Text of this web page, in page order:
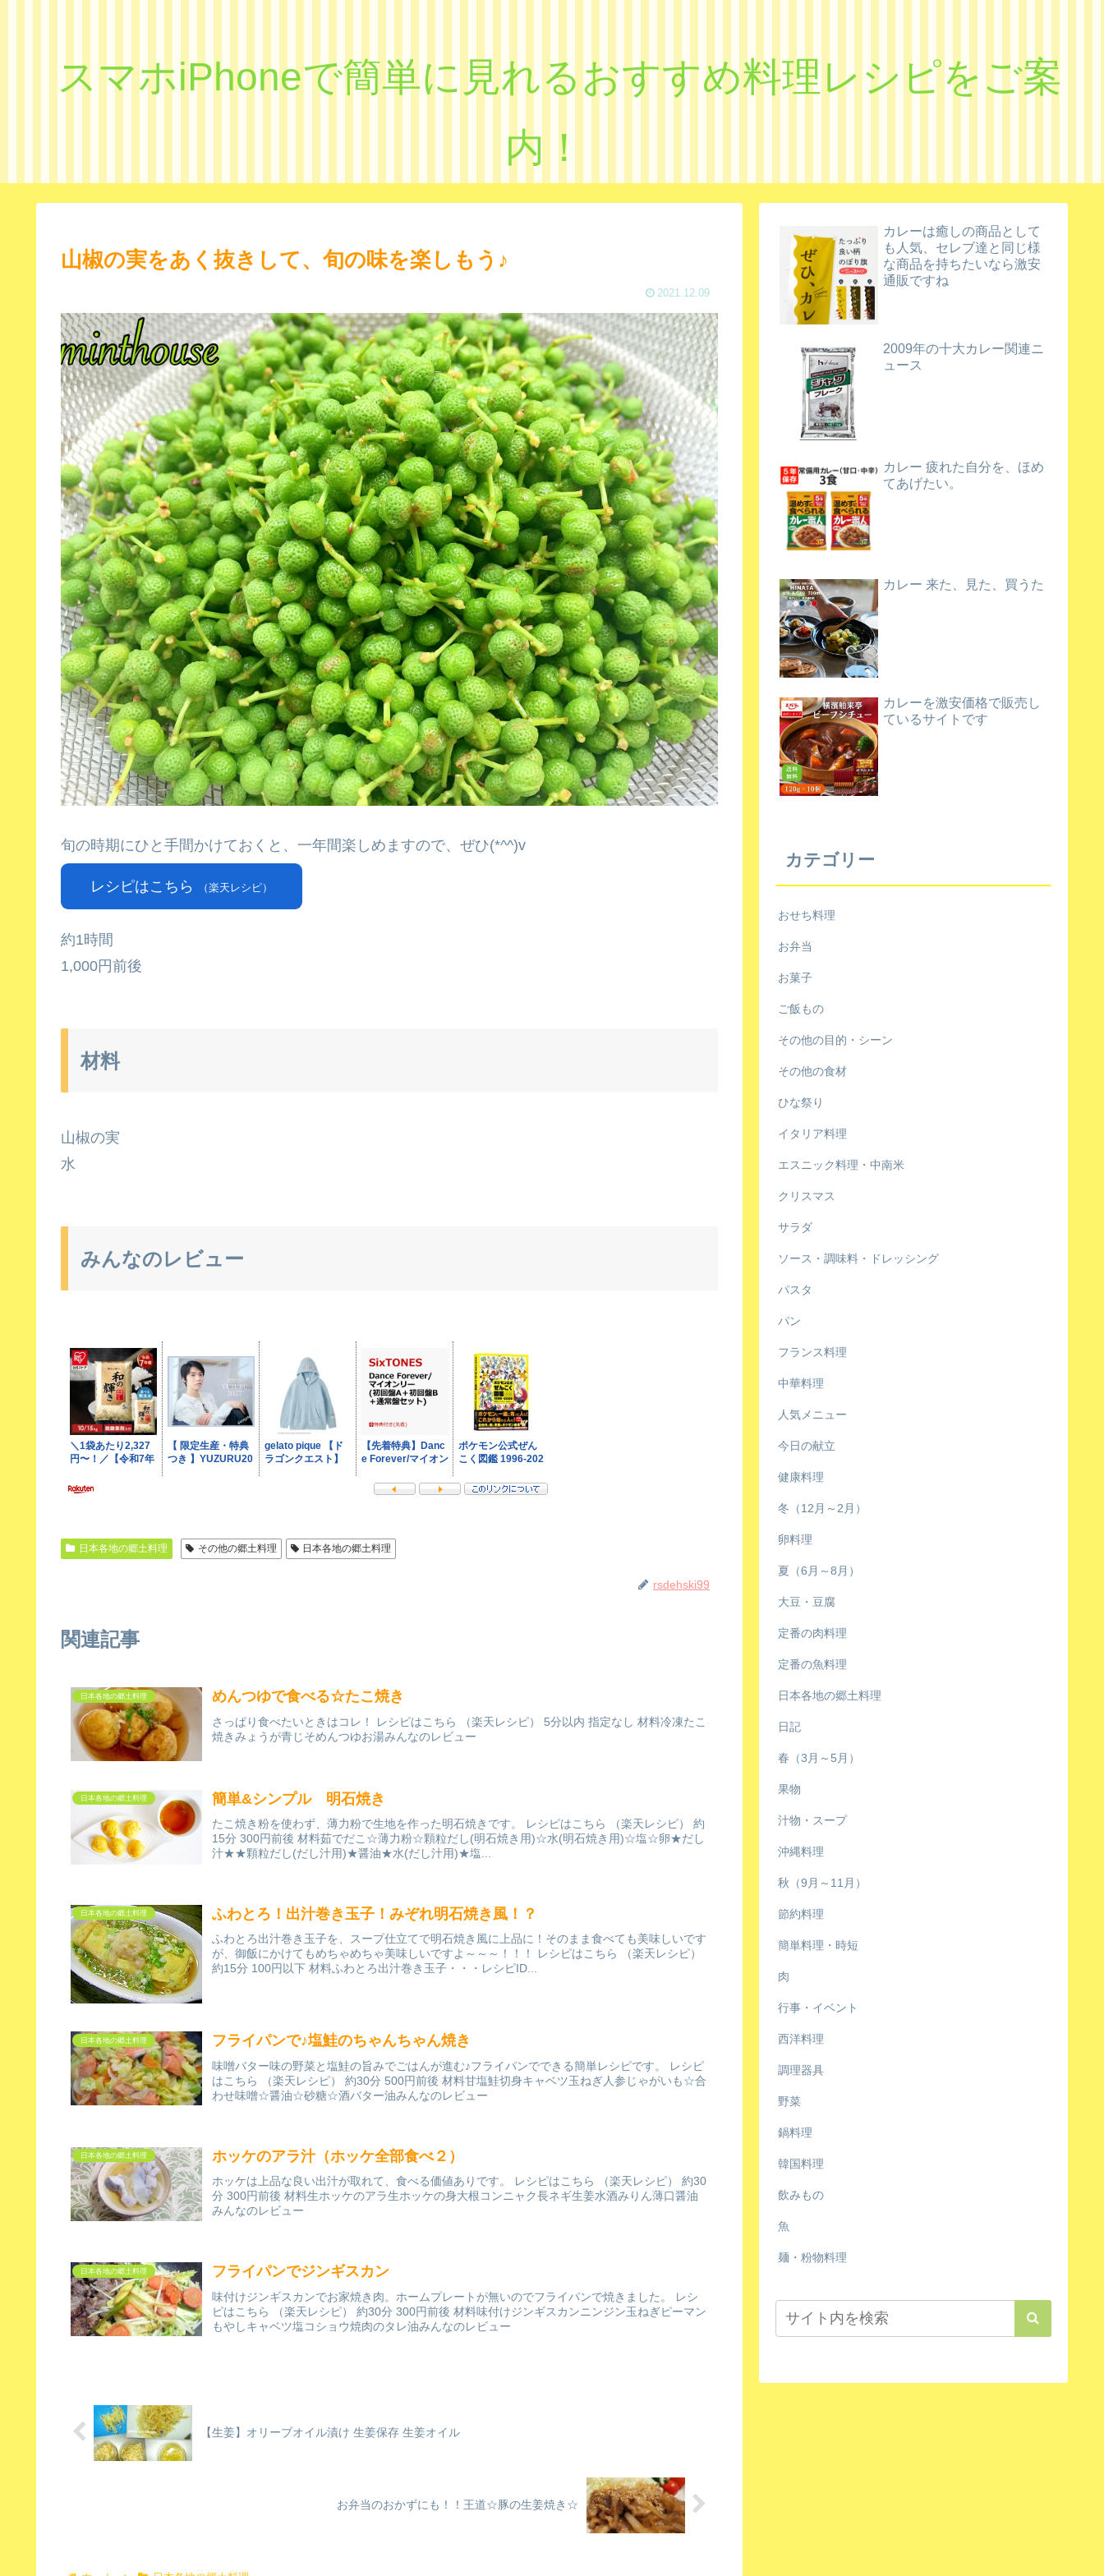
スマホiPhoneで簡単に見れるおすすめ料理レシピをご案
内！
山椒の実をあく抜きして、旬の味を楽しもう♪
2021.12.09
旬の時期にひと手間かけておくと、一年間楽しめますので、ぜひ(*^^)v
レシピはこちら （楽天レシピ）
約1時間
1,000円前後
材料
山椒の実
水
みんなのレビュー
日本各地の郷土料理 その他の郷土料理 日本各地の郷土料理
rsdehski99
関連記事
日本各地の郷土料理 めんつゆで食べる☆たこ焼き
さっぱり食べたいときはコレ！ レシピはこちら （楽天レシピ） 5分以内 指定なし 材料冷凍たこ
焼きみょうが青じそめんつゆお湯みんなのレビュー
日本各地の郷土料理 簡単&シンプル 明石焼き
たこ焼き粉を使わず、薄力粉で生地を作った明石焼きです。 レシピはこちら （楽天レシピ） 約
15分 300円前後 材料茹でだこ☆薄力粉☆顆粒だし(明石焼き用)☆水(明石焼き用)☆塩☆卵★だし
汁★★顆粒だし(だし汁用)★醤油★水(だし汁用)★塩...
日本各地の郷土料理 ふわとろ！出汁巻き玉子！みぞれ明石焼き風！？
ふわとろ出汁巻き玉子を、スープ仕立てで明石焼き風に上品に！そのまま食べても美味しいです
が、御飯にかけてもめちゃめちゃ美味しいですよ～～～！！！ レシピはこちら （楽天レシピ）
約15分 100円以下 材料ふわとろ出汁巻き玉子・・・レシピID...
日本各地の郷土料理 フライパンで♪塩鮭のちゃんちゃん焼き
味噌バター味の野菜と塩鮭の旨みでごはんが進む♪フライパンでできる簡単レシピです。 レシピ
はこちら （楽天レシピ） 約30分 500円前後 材料甘塩鮭切身キャベツ玉ねぎ人参じゃがいも☆合
わせ味噌☆醤油☆砂糖☆酒バター油みんなのレビュー
日本各地の郷土料理 ホッケのアラ汁（ホッケ全部食べ２）
ホッケは上品な良い出汁が取れて、食べる価値ありです。 レシピはこちら （楽天レシピ） 約30
分 300円前後 材料生ホッケのアラ生ホッケの身大根コンニャク長ネギ生姜水酒みりん薄口醤油
みんなのレビュー
日本各地の郷土料理 フライパンでジンギスカン
味付けジンギスカンでお家焼き肉。ホームプレートが無いのでフライパンで焼きました。 レシ
ピはこちら （楽天レシピ） 約30分 300円前後 材料味付けジンギスカンニンジン玉ねぎピーマン
もやしキャベツ塩コショウ焼肉のタレ油みんなのレビュー
【生姜】オリーブオイル漬け 生姜保存 生姜オイル
お弁当のおかずにも！！王道☆豚の生姜焼き☆
カレーは癒しの商品として
も人気、セレブ達と同じ様
な商品を持ちたいなら激安
通販ですね
2009年の十大カレー関連ニ
ュース
カレー 疲れた自分を、ほめ
てあげたい。
カレー 来た、見た、買うた
カレーを激安価格で販売し
ているサイトです
カテゴリー
おせち料理
お弁当
お菓子
ご飯もの
その他の目的・シーン
その他の食材
ひな祭り
イタリア料理
エスニック料理・中南米
クリスマス
サラダ
ソース・調味料・ドレッシング
パスタ
パン
フランス料理
中華料理
人気メニュー
今日の献立
健康料理
冬（12月～2月）
卵料理
夏（6月～8月）
大豆・豆腐
定番の肉料理
定番の魚料理
日本各地の郷土料理
日記
春（3月～5月）
果物
汁物・スープ
沖縄料理
秋（9月～11月）
節約料理
簡単料理・時短
肉
行事・イベント
西洋料理
調理器具
野菜
鍋料理
韓国料理
飲みもの
魚
麺・粉物料理